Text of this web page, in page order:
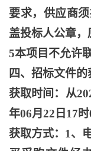
要求，供应商
盖投标人公章，
5本项目不允许
四、招标文件的
获取时间：从
年06月22日17
获取方式： 1、